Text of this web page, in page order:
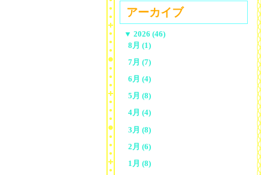
アーカイブ
▼ 2026 (46)
8月 (1)
7月 (7)
6月 (4)
5月 (8)
4月 (4)
3月 (8)
2月 (6)
1月 (8)